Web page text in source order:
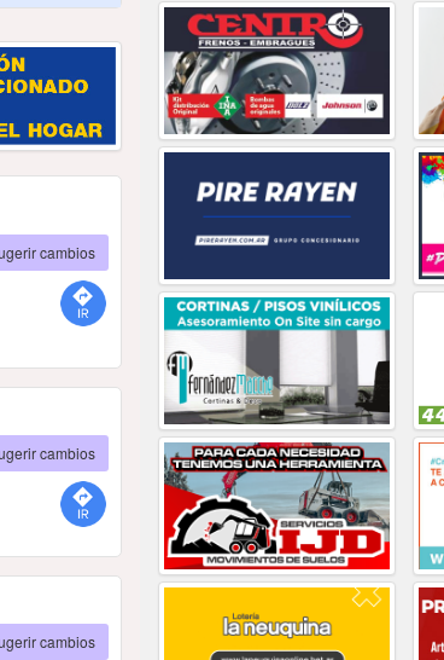
cambios
cambios
cambios